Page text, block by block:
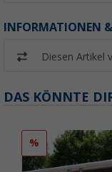
INFORMATIONEN
Diesen Artikel
DAS KÖNNTE
%